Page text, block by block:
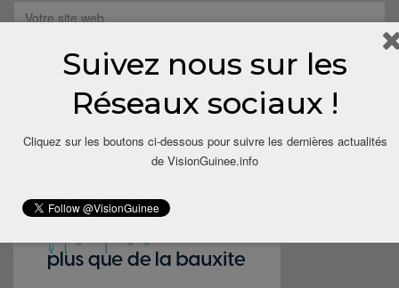
Save my name, email, and website in this browser for the next
time I comment.
Suivez nous sur les
Réseaux sociaux !
Cliquez sur les boutons ci-dessous pour suivre les dernières actualités
de VisionGuinee.info